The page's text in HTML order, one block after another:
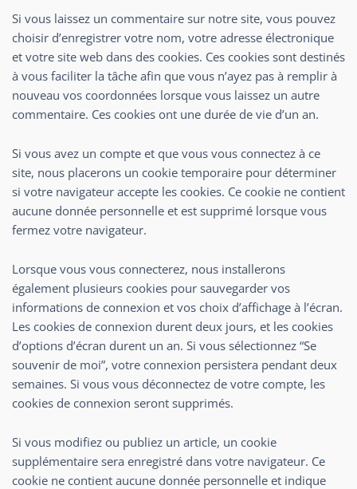
Si vous laissez un commentaire sur notre site, vous pouvez
choisir d’enregistrer votre nom, votre adresse électronique
et votre site web dans des cookies. Ces cookies sont destinés
à vous faciliter la tâche afin que vous n’ayez pas à remplir à
nouveau vos coordonnées lorsque vous laissez un autre
commentaire. Ces cookies ont une durée de vie d’un an.
Si vous avez un compte et que vous vous connectez à ce
site, nous placerons un cookie temporaire pour déterminer
si votre navigateur accepte les cookies. Ce cookie ne contient
aucune donnée personnelle et est supprimé lorsque vous
fermez votre navigateur.
Lorsque vous vous connecterez, nous installerons
également plusieurs cookies pour sauvegarder vos
informations de connexion et vos choix d’affichage à l’écran.
Les cookies de connexion durent deux jours, et les cookies
d’options d’écran durent un an. Si vous sélectionnez “Se
souvenir de moi”, votre connexion persistera pendant deux
semaines. Si vous vous déconnectez de votre compte, les
cookies de connexion seront supprimés.
Si vous modifiez ou publiez un article, un cookie
supplémentaire sera enregistré dans votre navigateur. Ce
cookie ne contient aucune donnée personnelle et indique